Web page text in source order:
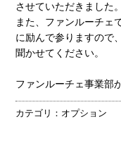
させていただきました。
また、ファンルーチェ
に励んで参りますので
聞かせてください。
ファンルーチェ事業部
カテゴリ： オプション